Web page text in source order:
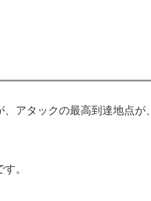
アタックの最高到達地点が、
。